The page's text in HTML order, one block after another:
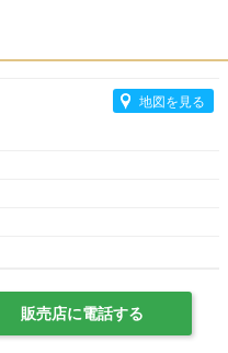
地図を見る
販売店に電話する